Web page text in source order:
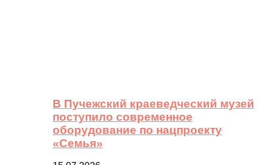
В Пучежский краеведческий музей
поступило современное
оборудование по нацпроекту
«Семья»